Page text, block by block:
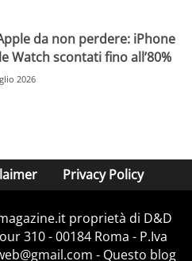
da non perdere: iPhone
Watch scontati fino all’80%
2026
Privacy Policy
proprietà di D&D
310 - 00184 Roma - P.Iva
- Questo blog